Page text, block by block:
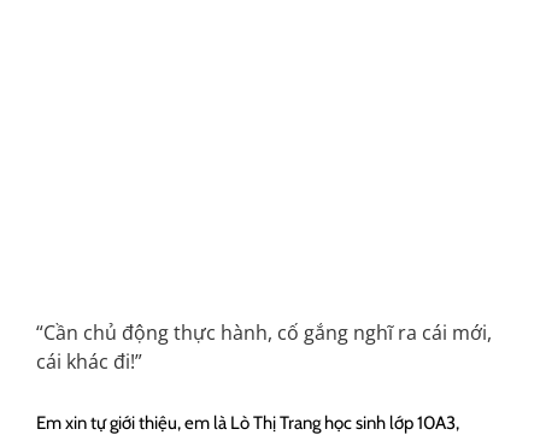
“Cần chủ động thực hành, cố gắng nghĩ ra cái mới,
cái khác đi!”
Em xin tự giới thiệu, em là Lò Thị Trang học sinh lớp 10A3,